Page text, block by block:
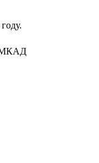
МКАД